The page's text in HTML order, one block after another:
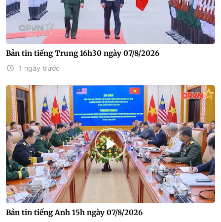
Bản tin tiếng Trung 16h30 ngày 07/8/2026
1 ngày trước
Bản tin tiếng Anh 15h ngày 07/8/2026